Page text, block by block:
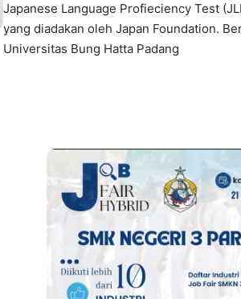
Japanese Language Profieciency Test
yang diadakan oleh Japan Foundation.
Universitas Bung Hatta Padang